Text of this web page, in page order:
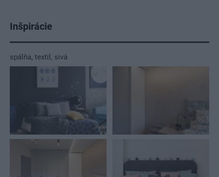
Inšpirácie
spálňa, textil , sivá